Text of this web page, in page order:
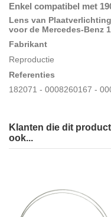
Enkel compatibel met
Lens van
voor de Mercedes-Benz
Fabrikant
Reproductie
Referenties
182071 - 0008260167 -
Klanten die dit
ook...